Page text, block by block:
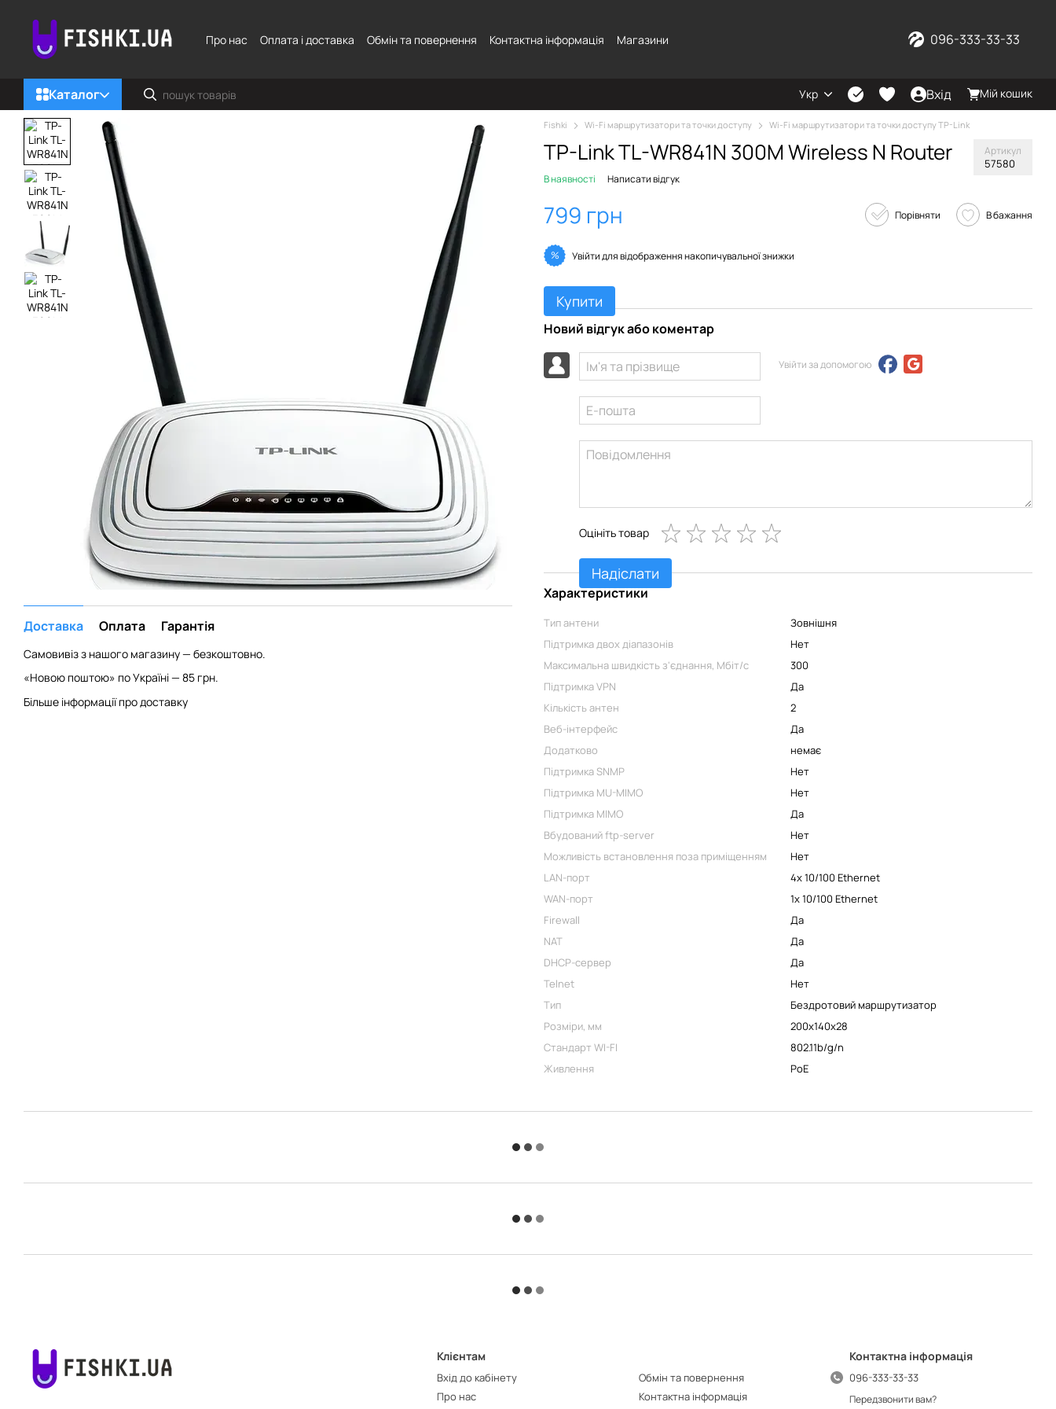
Про нас
Оплата і доставка Обмін та повернення Контактна інформація Магазини 096-333-33-33
Каталог Укр Вхід Мій кошик
Доставка Оплата Гарантія
Самовивіз з нашого магазину — безкоштовно.
«Новою поштою» по Україні — 85 грн.
Більше інформації про доставку
Fishki Wi-Fi маршрутизатори та точки доступу Wi-Fi маршрутизатори та точки доступу TP-Link
TP-Link TL-WR841N 300M Wireless N Router Артикул
57580
В наявності Написати відгук
799 грн Порівняти В бажання
% Увійтидля відображення накопичувальної знижки
Купити
Новий відгук або коментар
Увійти за допомогою
Оцініть товар
Надіслати
Характеристики
Тип антени
Зовнішня
Підтримка двох діапазонів
Нет
Максимальна швидкість з'єднання, Мбіт/с
300
Підтримка VPN
Да
Кількість антен
2
Веб-інтерфейс
Да
Додатково
немає
Підтримка SNMP
Нет
Підтримка MU-MIMO
Нет
Підтримка MIMO
Да
Вбудований ftp-server
Нет
Можливість встановлення поза приміщенням
Нет
LAN-порт
4x 10/100 Ethernet
WAN-порт
1x 10/100 Ethernet
Firewall
Да
NAT
Да
DHCP-сервер
Да
Telnet
Нет
Тип
Бездротовий маршрутизатор
Розміри, мм
200x140x28
Стандарт WI-FI
802.11b/g/n
Живлення
PoE
Клієнтам
Вхід до кабінету
Про нас
Обмін та повернення
Контактна інформація
Контактна інформація
096-333-33-33
Передзвонити вам?